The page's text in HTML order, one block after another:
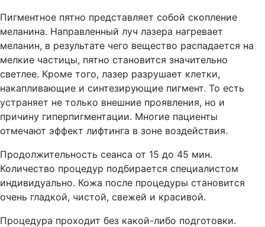
Пигментное пятно представляет собой скопление
меланина. Направленный луч лазера нагревает
меланин, в результате чего вещество распадается на
мелкие частицы, пятно становится значительно
светлее. Кроме того, лазер разрушает клетки,
накапливающие и синтезирующие пигмент. То есть
устраняет не только внешние проявления, но и
причину гиперпигментации. Многие пациенты
отмечают эффект лифтинга в зоне воздействия.
Продолжительность сеанса от 15 до 45 мин.
Количество процедур подбирается специалистом
индивидуально. Кожа после процедуры становится
очень гладкой, чистой, свежей и красивой.
Процедура проходит без какой-либо подготовки.